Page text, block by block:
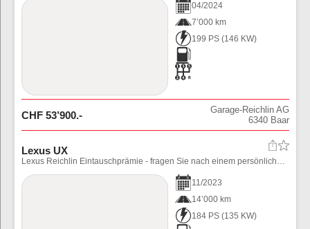
04/2024
7’000 km
199 PS (146 KW)
CHF 53’900.-
Garage-Reichlin AG
6340 Baar
Lexus UX
Lexus Reichlin Eintauschprämie - fragen Sie nach einem persönlichen Angebot.
11/2023
14’000 km
184 PS (135 KW)